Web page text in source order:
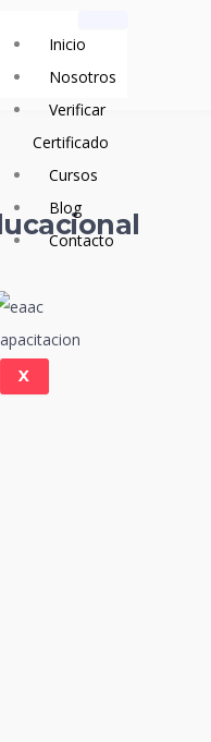
Inicio
Nosotros
Verificar
Certificado
Cursos
Blog
Contacto
X